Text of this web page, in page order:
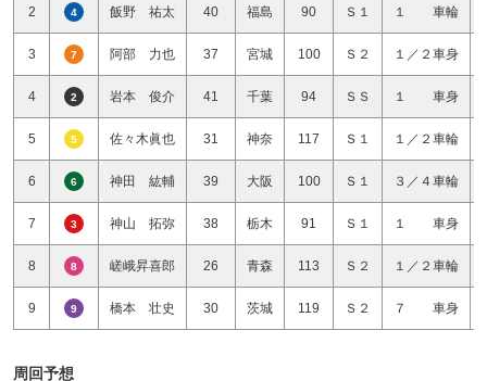
2 4 飯野 祐太 40 福島 90 Ｓ１ １ 車輪
3 7 阿部 力也 37 宮城 100 Ｓ２ １／２車身
4 2 岩本 俊介 41 千葉 94 ＳＳ １ 車身
5 5 佐々木眞也 31 神奈 117 Ｓ１ １／２車輪
6 6 神田 紘輔 39 大阪 100 Ｓ１ ３／４車輪
7 3 神山 拓弥 38 栃木 91 Ｓ１ １ 車身
8 8 嵯峨昇喜郎 26 青森 113 Ｓ２ １／２車輪
9 9 橋本 壮史 30 茨城 119 Ｓ２ ７ 車身
周回予想